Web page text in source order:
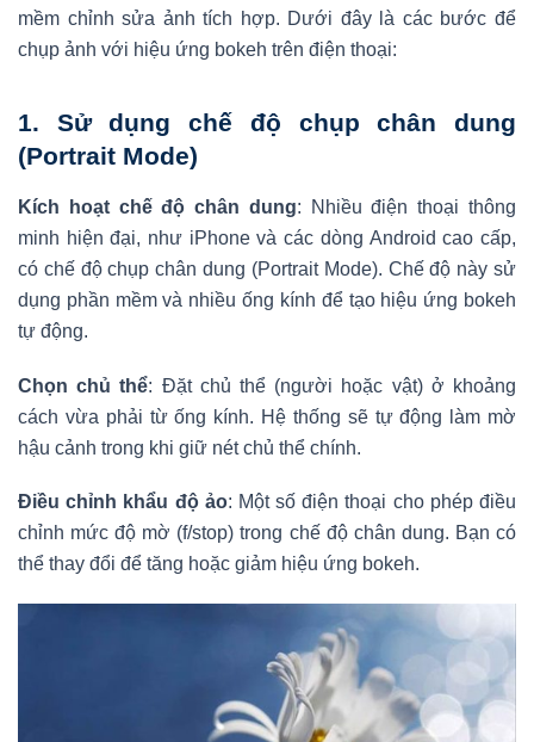
mềm chỉnh sửa ảnh tích hợp. Dưới đây là các bước để
chụp ảnh với hiệu ứng bokeh trên điện thoại:
1. Sử dụng chế độ chụp chân dung
(Portrait Mode)
Kích hoạt chế độ chân dung: Nhiều điện thoại thông
minh hiện đại, như iPhone và các dòng Android cao cấp,
có chế độ chụp chân dung (Portrait Mode). Chế độ này sử
dụng phần mềm và nhiều ống kính để tạo hiệu ứng bokeh
tự động.
Chọn chủ thể: Đặt chủ thể (người hoặc vật) ở khoảng
cách vừa phải từ ống kính. Hệ thống sẽ tự động làm mờ
hậu cảnh trong khi giữ nét chủ thể chính.
Điều chỉnh khẩu độ ảo: Một số điện thoại cho phép điều
chỉnh mức độ mờ (f/stop) trong chế độ chân dung. Bạn có
thể thay đổi để tăng hoặc giảm hiệu ứng bokeh.